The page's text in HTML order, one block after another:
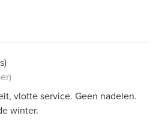
vlotte service. Geen nadelen.
winter.